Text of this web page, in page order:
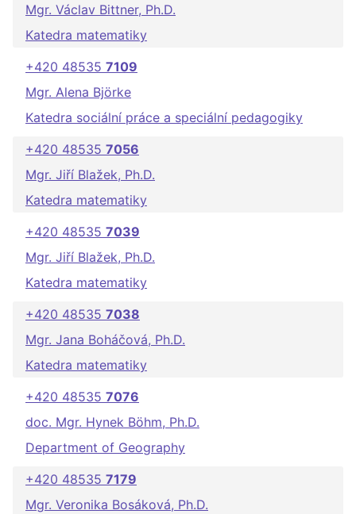
Mgr. Václav Bittner, Ph.D.
Katedra matematiky
+420 48535 7109
Mgr. Alena Björke
Katedra sociální práce a speciální pedagogiky
+420 48535 7056
Mgr. Jiří Blažek, Ph.D.
Katedra matematiky
+420 48535 7039
Mgr. Jiří Blažek, Ph.D.
Katedra matematiky
+420 48535 7038
Mgr. Jana Boháčová, Ph.D.
Katedra matematiky
+420 48535 7076
doc. Mgr. Hynek Böhm, Ph.D.
Department of Geography
+420 48535 7179
Mgr. Veronika Bosáková, Ph.D.